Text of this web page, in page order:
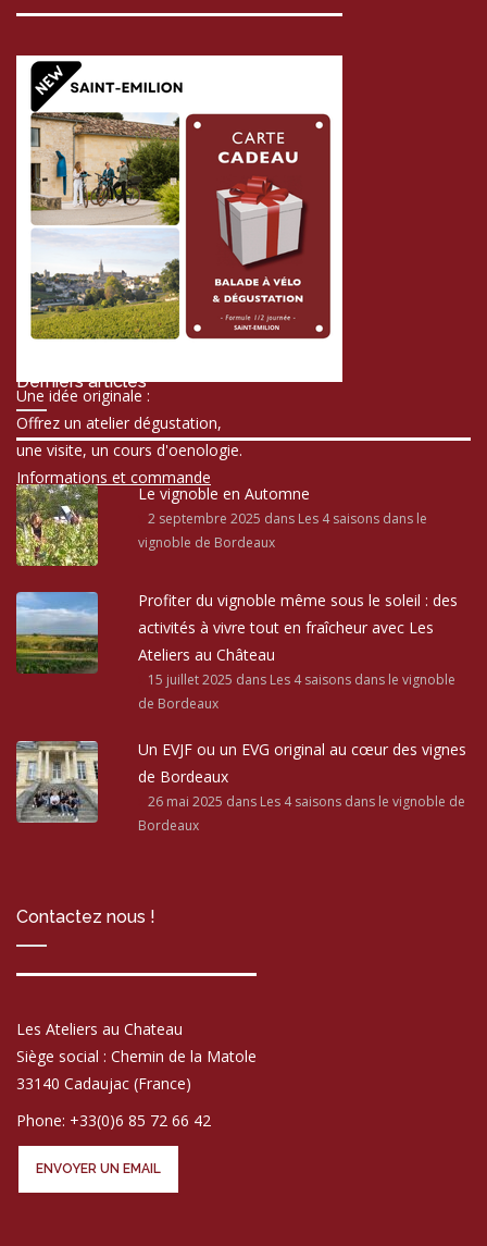
Une idée originale :
Offrez un atelier dégustation,
une visite, un cours d'oenologie.
Informations et commande
Derniers articles
Le vignoble en Automne
2 septembre 2025 dans Les 4 saisons dans le
vignoble de Bordeaux
Profiter du vignoble même sous le soleil : des
activités à vivre tout en fraîcheur avec Les
Ateliers au Château
15 juillet 2025 dans Les 4 saisons dans le vignoble
de Bordeaux
Un EVJF ou un EVG original au cœur des vignes
de Bordeaux
26 mai 2025 dans Les 4 saisons dans le vignoble de
Bordeaux
Contactez nous !
Les Ateliers au Chateau
Siège social : Chemin de la Matole
33140 Cadaujac (France)
Phone: +33(0)6 85 72 66 42
ENVOYER UN EMAIL